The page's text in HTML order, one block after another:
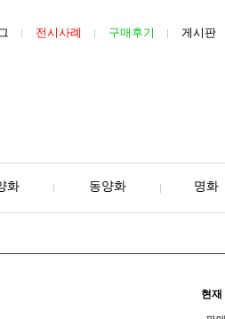
전시사례 구매후기 게시판
화 동양화 명화
현재